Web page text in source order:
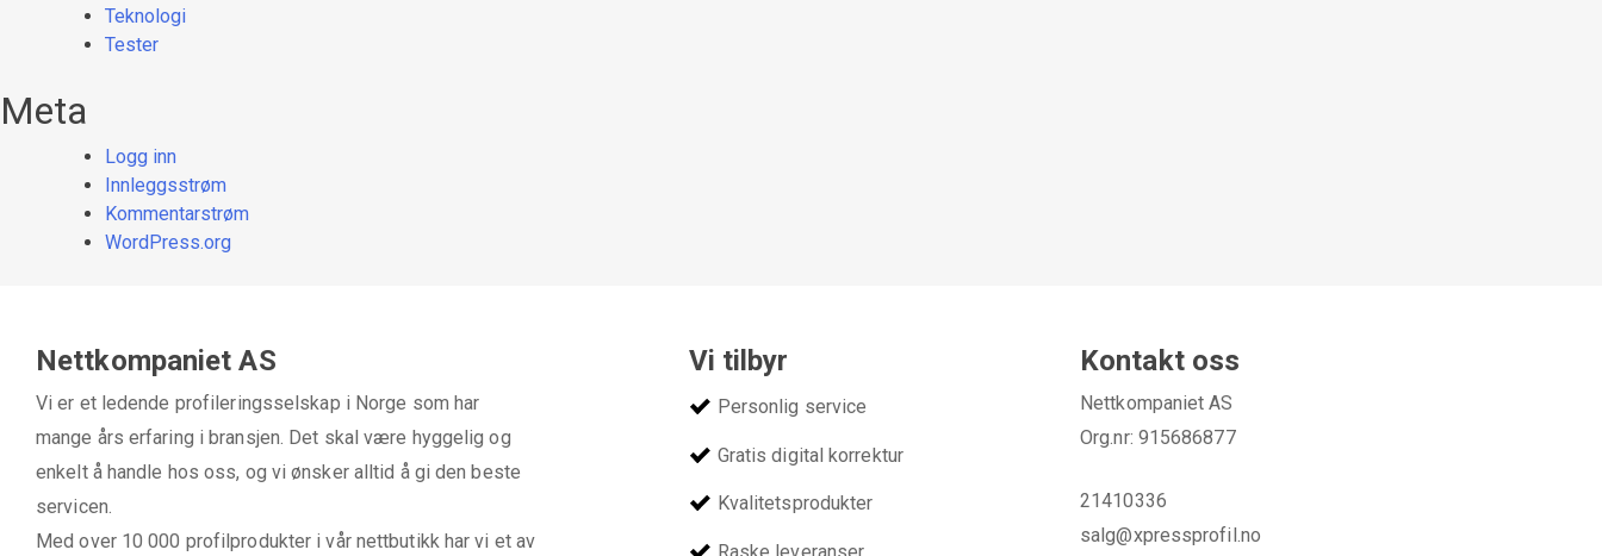
Teknologi
Tester
Meta
Logg inn
Innleggsstrøm
Kommentarstrøm
WordPress.org
Nettkompaniet AS
Vi er et ledende profileringsselskap i Norge som har
mange års erfaring i bransjen. Det skal være hyggelig og
enkelt å handle hos oss, og vi ønsker alltid å gi den beste
servicen.
Med over 10 000 profilprodukter i vår nettbutikk har vi et av
Vi tilbyr
Personlig service
Gratis digital korrektur
Kvalitetsprodukter
Raske leveranser
Kontakt oss
Nettkompaniet AS
Org.nr: 915686877
21410336
salg@xpressprofil.no